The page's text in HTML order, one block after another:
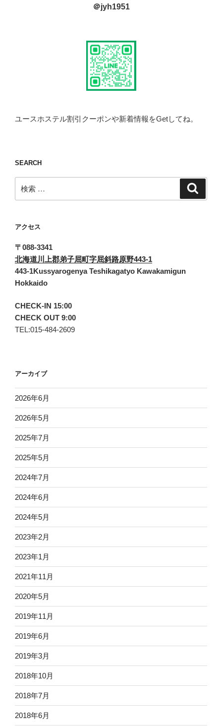
＠jyh1951
ユースホステル割引クーポンや新着情報をGetしてね。
SEARCH
索:
アクセス
〒088-3341
北海道川上郡弟子屈町字屈斜路原野443-1
443-1Kussyarogenya Teshikagatyo Kawakamigun
Hokkaido
CHECK-IN 15:00
CHECK OUT 9:00
TEL:015-484-2609
アーカイブ
2026年6月
2026年5月
2025年7月
2025年5月
2024年7月
2024年6月
2024年5月
2023年2月
2023年1月
2021年11月
2020年5月
2019年11月
2019年6月
2019年3月
2018年10月
2018年7月
2018年6月